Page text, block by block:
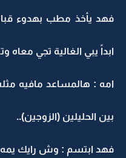
فهد يأخذ مطب بهدوء
ابداً يبي الغالية تجي معاه
امه : هالمساعد مافيه
بين الحليلين (الزوجين)..
فهد ابتسم : وش رايك يمه